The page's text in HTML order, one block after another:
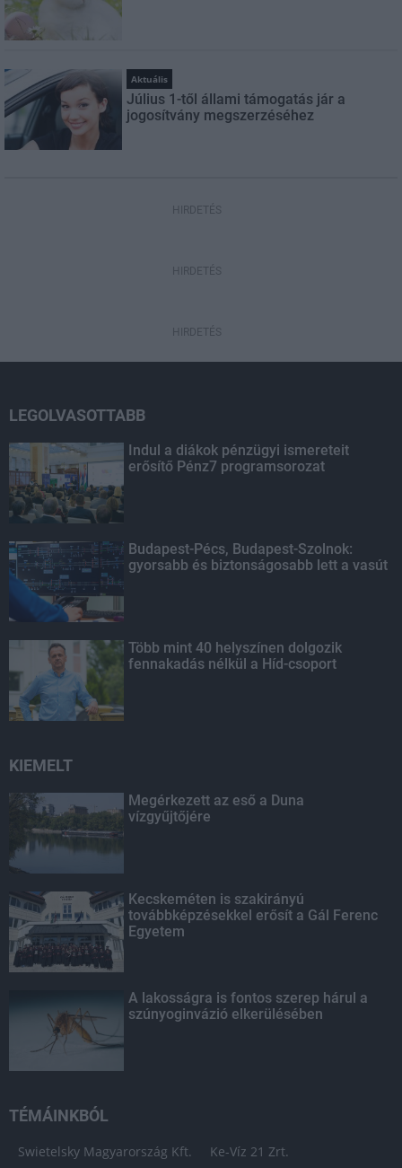
Aktuális
Július 1-től állami támogatás jár a
jogosítvány megszerzéséhez
HIRDETÉS
HIRDETÉS
HIRDETÉS
LEGOLVASOTTABB
Indul a diákok pénzügyi ismereteit
erősítő Pénz7 programsorozat
Budapest-Pécs, Budapest-Szolnok:
gyorsabb és biztonságosabb lett a vasút
Több mint 40 helyszínen dolgozik
fennakadás nélkül a Híd-csoport
KIEMELT
Megérkezett az eső a Duna
vízgyűjtőjére
Kecskeméten is szakirányú
továbbképzésekkel erősít a Gál Ferenc
Egyetem
A lakosságra is fontos szerep hárul a
szúnyoginvázió elkerülésében
TÉMÁINKBÓL
Swietelsky Magyarország Kft. Ke-Víz 21 Zrt.